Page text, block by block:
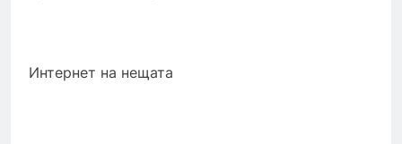
Интернет на нещата